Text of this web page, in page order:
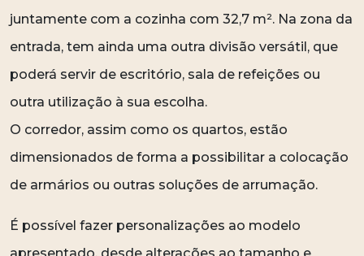
juntamente com a cozinha com 32,7 m². Na zona da
entrada, tem ainda uma outra divisão versátil, que
poderá servir de escritório, sala de refeições ou
outra utilização à sua escolha.
O corredor, assim como os quartos, estão
dimensionados de forma a possibilitar a colocação
de armários ou outras soluções de arrumação.
É possível fazer personalizações ao modelo